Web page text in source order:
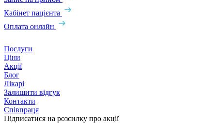
Кабінет пацієнта
Оплата онлайн
Послуги
Ціни
Акції
Блог
Лікарі
Залишити відгук
Контакти
Співпраця
Підписатися на розсилку про акції